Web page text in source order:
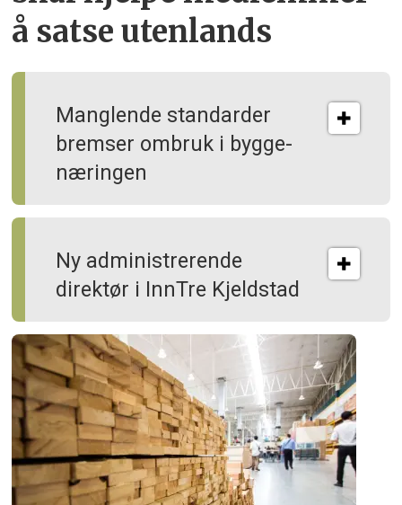
å satse utenlands
Manglende standarder
bremser ombruk i bygge­
næringen
Ny administrerende
direktør i InnTre Kjeldstad